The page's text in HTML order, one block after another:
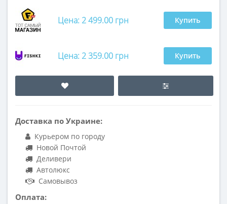
Цена: 2 499.00 грн Купить
Цена: 2 359.00 грн Купить
Доставка по Украине:
Курьером по городу
Новой Почтой
Деливери
Автолюкс
Самовывоз
Оплата: